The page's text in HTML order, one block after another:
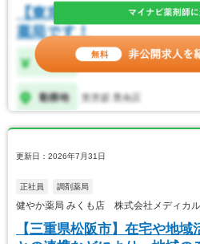
更新日：2026年7月31日
正社員 調剤薬局
健やか薬局 みくも店 株式会社メディカ
【三重県松阪市】在宅や地